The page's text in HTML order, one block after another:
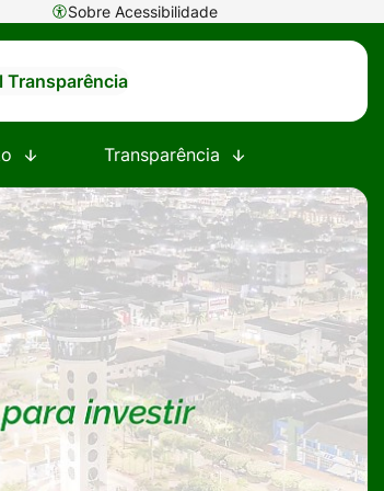
Sobre Acessibilidade
Transparência
Transparência